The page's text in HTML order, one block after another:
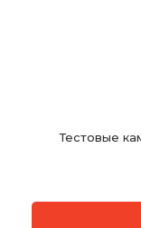
Тестовые